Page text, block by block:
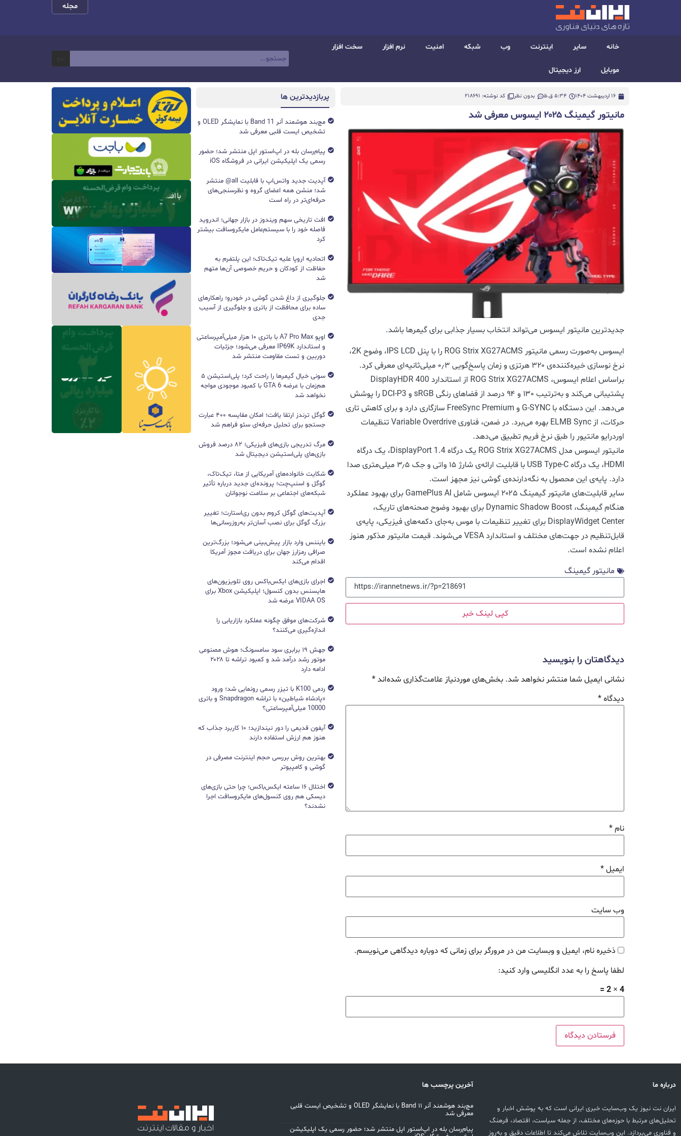
مجله
خانه سایر اینترنت وب شبکه امنیت نرم افزار سخت افزار
موبایل ارز دیجیتال
16 اردیبهشت 1404 5:34 ق.ظ بدون نظر کد نوشته: 218691
مانیتور گیمینگ ۲۰۲۵ ایسوس معرفی شد
جدیدترین مانیتور ایسوس می‌تواند انتخاب بسیار جذابی برای گیمر‌ها باشد.
ایسوس به‌صورت رسمی مانیتور ROG Strix XG27ACMS را با پنل IPS LCD، وضوح 2K،
نرخ نوسازی خیره‌کننده‌ی ۳۲۰ هرتزی و زمان پاسخ‌گویی ۰٫۳ میلی‌ثانیه‌ای معرفی کرد.
براساس اعلام ایسوس، ROG Strix XG27ACMS از استاندارد DisplayHDR 400
پشتیبانی می‌کند و به‌ترتیب ۱۳۰ و ۹۴ درصد از فضاهای رنگی sRGB و DCI-P3 را پوشش
می‌دهد. این دستگاه با G-SYNC و FreeSync Premium سازگاری دارد و برای کاهش تاری
حرکات، از ELMB Sync بهره می‌برد. در ضمن، فناوری Variable Overdrive تنظیمات
اوردرایو مانتیور را طبق نرخ فریم تطبیق می‌دهد.
مانیتور ایسوس مدل ROG Strix XG27ACMS یک درگاه DisplayPort 1.4، یک درگاه
HDMI، یک درگاه USB Type-C با قابلیت ارائه‌ی شارژ ۱۵ واتی و جک ۳٫۵ میلی‌متری صدا
دارد. پایه‌ی این محصول به نگه‌دارنده‌ی گوشی نیز مجهز است.
سایر قابلیت‌های مانیتور گیمینگ ۲۰۲۵ ایسوس شامل GamePlus AI برای بهبود عملکرد
هنگام گیمینگ، Dynamic Shadow Boost برای بهبود وضوح صحنه‌های تاریک،
DisplayWidget Center برای تغییر تنظیمات با موس به‌جای دکمه‌های فیزیکی، پایه‌ی
قابل‌تنظیم در جهت‌های مختلف و استاندارد VESA می‌شوند. قیمت مانیتور مذکور هنوز
اعلام نشده است.
مانیتور گیمینگ
کپی لینک خبر
دیدگاهتان را بنویسید
نشانی ایمیل شما منتشر نخواهد شد. بخش‌های موردنیاز علامت‌گذاری شده‌اند*
دیدگاه*
نام*
ایمیل*
وب‌ سایت
ذخیره نام، ایمیل و وبسایت من در مرورگر برای زمانی که دوباره دیدگاهی می‌نویسم.
لطفا پاسخ را به عدد انگلیسی وارد کنید:
4 × 2 =
پربازدیدترین ها
مچ‌بند هوشمند آنر Band 11 با نمایشگر OLED و
تشخیص ایست قلبی معرفی شد
پیام‌رسان بله در اپ‌استور اپل منتشر شد؛ حضور
رسمی یک اپلیکیشن ایرانی در فروشگاه iOS
آپدیت جدید واتس‌اپ با قابلیت all@ منتشر
شد؛ منشن همه اعضای گروه و نظرسنجی‌های
حرفه‌ای‌تر در راه است
افت تاریخی سهم ویندوز در بازار جهانی؛ اندروید
فاصله خود را با سیستم‌عامل مایکروسافت بیشتر
کرد
اتحادیه اروپا علیه تیک‌تاک؛ این پلتفرم به
حفاظت از کودکان و حریم خصوصی آن‌ها متهم
شد
جلوگیری از داغ شدن گوشی در خودرو؛ راهکارهای
ساده برای محافظت از باتری و جلوگیری از آسیب
جدی
اوپو A7 Pro Max با باتری ۱۰ هزار میلی‌آمپرساعتی
و استاندارد IP69K معرفی می‌شود؛ جزئیات
دوربین و تست مقاومت منتشر شد
سونی خیال گیمرها را راحت کرد؛ پلی‌استیشن ۵
هم‌زمان با عرضه GTA 6 با کمبود موجودی مواجه
نخواهد شد
گوگل ترندز ارتقا یافت؛ امکان مقایسه ۴۰۰ عبارت
جستجو برای تحلیل حرفه‌ای سئو فراهم شد
مرگ تدریجی بازی‌های فیزیکی؛ ۸۲ درصد فروش
بازی‌های پلی‌استیشن دیجیتال شد
شکایت خانواده‌های آمریکایی از متا، تیک‌تاک،
گوگل و اسنپ‌چت؛ پرونده‌ای جدید درباره تأثیر
شبکه‌های اجتماعی بر سلامت نوجوانان
آپدیت‌های گوگل کروم بدون ری‌استارت؛ تغییر
بزرگ گوگل برای نصب آسان‌تر به‌روزرسانی‌ها
بایننس وارد بازار پیش‌بینی می‌شود؛ بزرگ‌ترین
صرافی رمزارز جهان برای دریافت مجوز آمریکا
اقدام می‌کند
اجرای بازی‌های ایکس‌باکس روی تلویزیون‌های
هایسنس بدون کنسول؛ اپلیکیشن Xbox برای
VIDAA OS عرضه شد
شرکت‌های موفق چگونه عملکرد بازاریابی را
اندازه‌گیری می‌کنند؟
جهش ۱۹ برابری سود سامسونگ؛ هوش مصنوعی
موتور رشد درآمد شد و کمبود تراشه تا ۲۰۲۸
ادامه دارد
ردمی K100 با تیزر رسمی رونمایی شد؛ ورود
«پادشاه شیاطین» با تراشه Snapdragon و باتری
10000 میلی‌آمپرساعتی؟
آیفون قدیمی را دور نیندازید؛ ۱۰ کاربرد جذاب که
هنوز هم ارزش استفاده دارند
بهترین روش بررسی حجم اینترنت مصرفی در
گوشی و کامپیوتر
اختلال ۱۶ ساعته ایکس‌باکس؛ چرا حتی بازی‌های
دیسکی هم روی کنسول‌های مایکروسافت اجرا
نشدند؟
درباره ما
ایران نت نیوز یک وب‌سایت خبری ایرانی است که به پوشش اخبار و
تحلیل‌های مرتبط با حوزه‌های مختلف، از جمله سیاست، اقتصاد، فرهنگ
و فناوری می‌پردازد. این وب‌سایت تلاش می‌کند تا اطلاعات دقیق و به‌روز
آخرین پرچسب ها
مچ‌بند هوشمند آنر Band 11 با نمایشگر OLED و تشخیص ایست قلبی
معرفی شد
پیام‌رسان بله در اپ‌استور اپل منتشر شد؛ حضور رسمی یک اپلیکیشن